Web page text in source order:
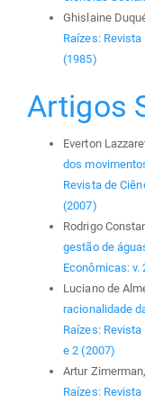
Ghislaine
Raízes:
(1985)
Artigos
Everton
dos
Revista de
(2007)
Rodrigo
gestão de
Econômicas: v.
Luciano de
racionalidade
Raízes:
e 2 (2007)
Artur Zimerman,
Raízes: